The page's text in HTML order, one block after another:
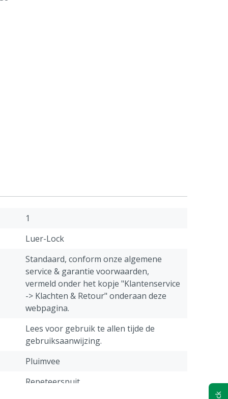
1
Luer-Lock
Standaard, conform onze algemene
service & garantie voorwaarden,
vermeld onder het kopje "Klantenservice
-> Klachten & Retour" onderaan deze
webpagina.
Lees voor gebruik te allen tijde de
gebruiksaanwijzing.
Pluimvee
Repeteerspuit